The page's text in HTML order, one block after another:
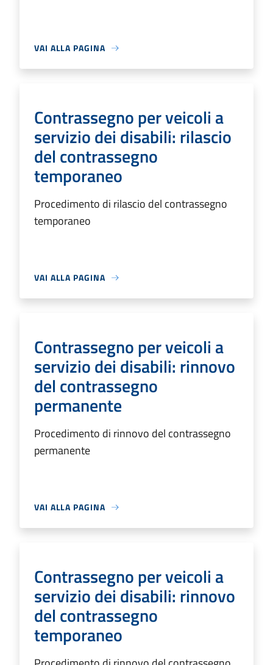
VAI ALLA PAGINA
Contrassegno per veicoli a
servizio dei disabili: rilascio
del contrassegno
temporaneo
Procedimento di rilascio del contrassegno
temporaneo
VAI ALLA PAGINA
Contrassegno per veicoli a
servizio dei disabili: rinnovo
del contrassegno
permanente
Procedimento di rinnovo del contrassegno
permanente
VAI ALLA PAGINA
Contrassegno per veicoli a
servizio dei disabili: rinnovo
del contrassegno
temporaneo